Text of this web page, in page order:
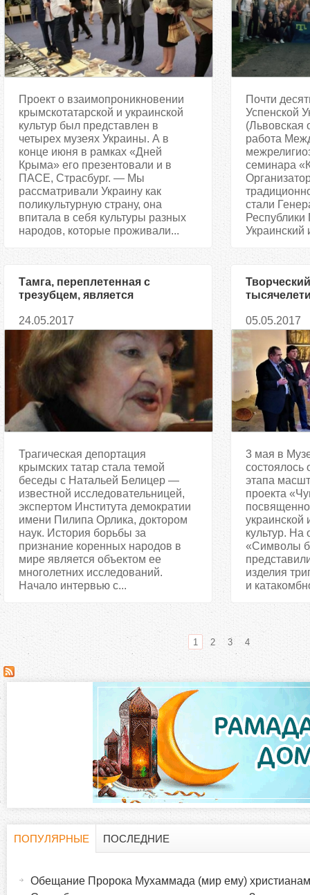
Проект о взаимопроникновении
крымскотатарской и украинской
культур был представлен в
четырех музеях Украины. А в
конце июня в рамках «Дней
Крыма» его презентовали и в
ПАСЕ, Страсбург. — Мы
рассматривали Украину как
поликультурную страну, она
впитала в себя культуры разных
народов, которые проживали...
Почти
Успенской
(Львовская
работа
семинара
стали
Украинский
Тамга, переплетенная с
трезубцем, является
украинского и
крымскотатарского народов, —
Наталья Белицер
24.05.2017
Трагическая депортация
крымских татар стала темой
беседы с Натальей Белицер —
известной исследовательницей,
экспертом Института демократии
имени Пилипа Орлика, доктором
наук. История борьбы за
признание коренных народов в
мире является объектом ее
многолетних исследований.
Начало интервью с...
05.05.2017
3 мая в
состоялось
этапа
проекта
украинской
культур. На
«Символы
изделия
и
С
1 2 3 4
ПОПУЛЯРНЫЕ
ПОСЛЕДНИЕ
Обещание Пророка Мухаммада (мир ему) христианам